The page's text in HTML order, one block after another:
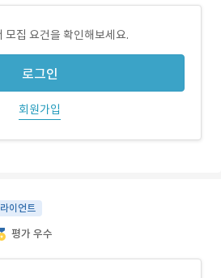
모집 요건을 확인해보세요.
로그인
회원가입
이언트
평가 우수